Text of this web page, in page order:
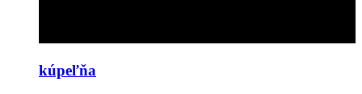
kúpeľňa